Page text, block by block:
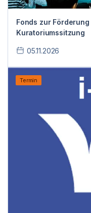
Fonds zur
Kuratoriumssitzung
05.11.2026
Termin